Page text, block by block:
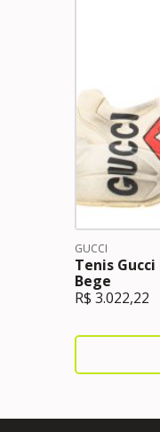
GUCCI
Tenis
Bege
R$ 3.022,22